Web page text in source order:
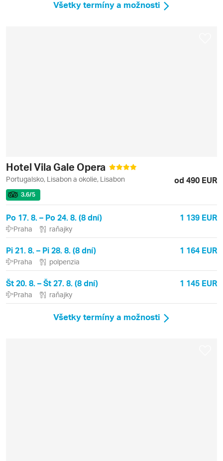
Všetky termíny a možnosti
Hotel Vila Gale Opera
Portugalsko, Lisabon a okolie, Lisabon od 490 EUR
3.6/5
Po 17. 8. – Po 24. 8. (8 dní) 1 139 EUR
Praha raňajky
Pi 21. 8. – Pi 28. 8. (8 dní) 1 164 EUR
Praha polpenzia
Št 20. 8. – Št 27. 8. (8 dní) 1 145 EUR
Praha raňajky
Všetky termíny a možnosti